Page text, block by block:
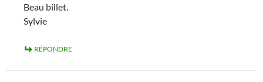
Beau billet.
Sylvie
RÉPONDRE